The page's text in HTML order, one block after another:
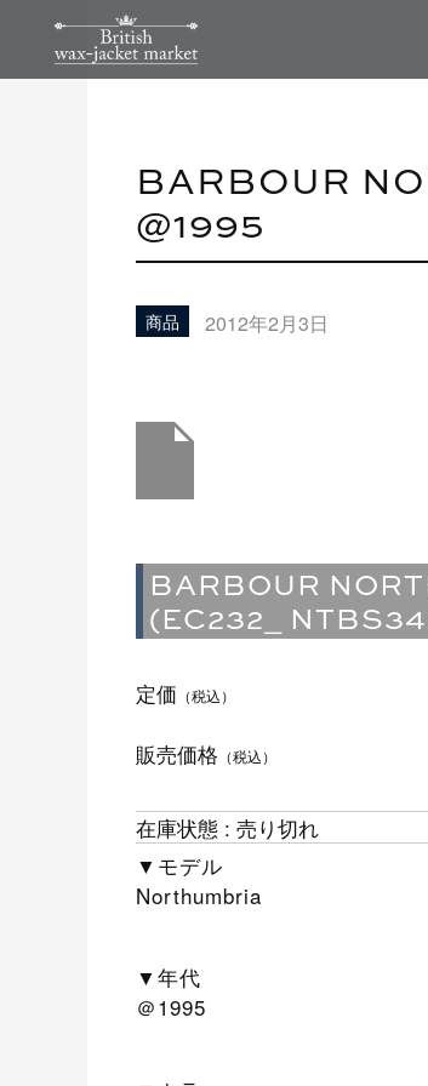
BARBOUR
@1995
商品 2012年2月3日
BARBOUR
(EC232_
定価 （税込）
販売価格 （税込）
在庫状態 : 売り切れ
▼モデル
Northumbria
▼年代
＠1995